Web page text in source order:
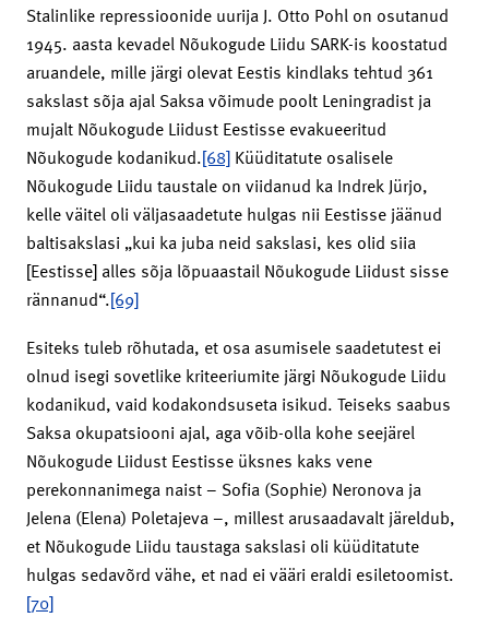
Stalinlike repressioonide uurija J. Otto Pohl on osutanud
1945. aasta kevadel Nõukogude Liidu SARK-is koostatud
aruandele, mille järgi olevat Eestis kindlaks tehtud 361
sakslast sõja ajal Saksa võimude poolt Leningradist ja
mujalt Nõukogude Liidust Eestisse evakueeritud
Nõukogude kodanikud.[68] Küüditatute osalisele
Nõukogude Liidu taustale on viidanud ka Indrek Jürjo,
kelle väitel oli väljasaadetute hulgas nii Eestisse jäänud
baltisakslasi „kui ka juba neid sakslasi, kes olid siia
[Eestisse] alles sõja lõpuaastail Nõukogude Liidust sisse
rännanud“.[69]
Esiteks tuleb rõhutada, et osa asumisele saadetutest ei
olnud isegi sovetlike kriteeriumite järgi Nõukogude Liidu
kodanikud, vaid kodakondsuseta isikud. Teiseks saabus
Saksa okupatsiooni ajal, aga võib-olla kohe seejärel
Nõukogude Liidust Eestisse üksnes kaks vene
perekonnanimega naist – Sofia (Sophie) Neronova ja
Jelena (Elena) Poletajeva –, millest arusaadavalt järeldub,
et Nõukogude Liidu taustaga sakslasi oli küüditatute
hulgas sedavõrd vähe, et nad ei vääri eraldi esiletoomist.
[70]